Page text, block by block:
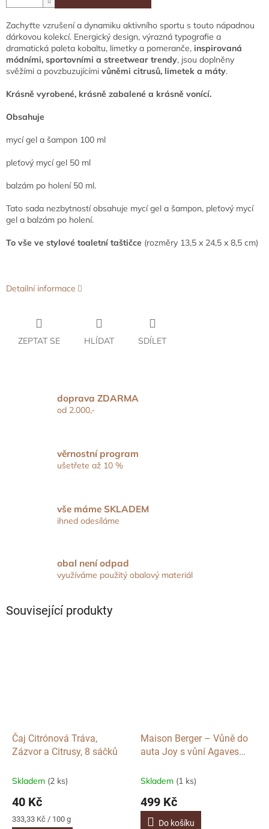
Zachyťte vzrušení a dynamiku aktivního sportu s touto nápadnou
dárkovou kolekcí. Energický design, výrazná typografie a
dramatická paleta kobaltu, limetky a pomeranče, inspirovaná
módními, sportovními a streetwear trendy, jsou doplněny
svěžími a povzbuzujícími vůněmi citrusů, limetek a máty.
Krásně vyrobené, krásně zabalené a krásně vonící.
Obsahuje
mycí gel a šampon 100 ml
pleťový mycí gel 50 ml
balzám po holení 50 ml.
Tato sada nezbytností obsahuje mycí gel a šampon, pleťový mycí
gel a balzám po holení.
To vše ve stylové toaletní taštičce (rozměry 13,5 x 24,5 x 8,5 cm)
Detailní informace
ZEPTAT SE HLÍDAT SDÍLET
doprava ZDARMA
od 2.000,-
věrnostní program
ušetřete až 10 %
vše máme SKLADEM
ihned odesíláme
obal není odpad
využíváme použitý obalový materiál
Související produkty
Čaj Citrónová Tráva,
Zázvor a Citrusy, 8 sáčků
Skladem (2 ks)
40 Kč
Měrná
333,33 Kč / 100 g
Maison Berger – Vůně do
auta Joy s vůní Agaves
Skladem (1 ks)
499 Kč
Do košíku